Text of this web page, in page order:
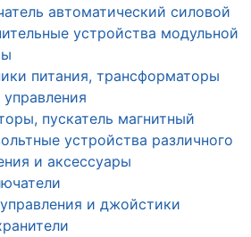
автоматический силовой
устройства модульной
питания, трансформаторы
пускатель магнитный
устройства различного
и аксессуары
и джойстики